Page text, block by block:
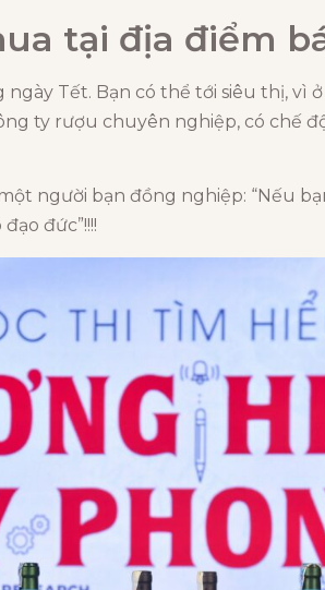
tại địa điểm
Tết. Bạn có thể tới siêu thị, vì
ty rượu chuyên nghiệp, có chế
người bạn đồng nghiệp: “Nếu
đức”!!!!